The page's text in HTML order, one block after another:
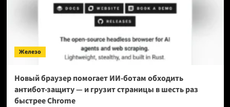
инструмент,
который
на
токены
раз
Железо
Новый браузер помогает ИИ-ботам обходить
антибот-защиту — и грузит страницы в шесть раз
быстрее Chrome